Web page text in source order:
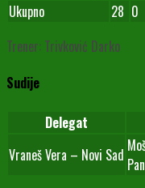
Ukupno
28 0
Trener: Trivković Darko
Sudije
Delegat
Vraneš Vera – Novi Sad